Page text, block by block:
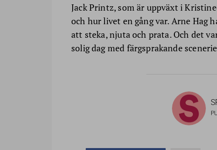
Jack Printz, som är uppväxt i
och hur livet en gång var. Arne Hag
att steka, njuta och prata. Och det
solig dag med färgsprakande